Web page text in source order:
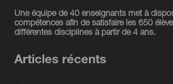
Une équipe de 40 enseignants met à
compétences afin de satisfaire les 650
différentes disciplines à partir de 4 ans.
Articles récents